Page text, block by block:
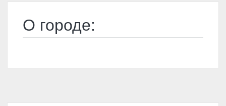
О городе: